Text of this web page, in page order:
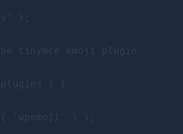
);
tinymce emoji plugin.
) {
'wpemoji' ) );